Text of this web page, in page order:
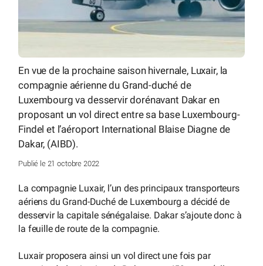
En vue de la prochaine saison hivernale, Luxair, la
compagnie aérienne du Grand-duché de
Luxembourg va desservir dorénavant Dakar en
proposant un vol direct entre sa base Luxembourg-
Findel et l’aéroport International Blaise Diagne de
Dakar, (AIBD).
Publié le 21 octobre 2022
La compagnie Luxair, l’un des principaux transporteurs
aériens du Grand-Duché de Luxembourg a décidé de
desservir la capitale sénégalaise. Dakar s’ajoute donc à
la feuille de route de la compagnie.
Luxair proposera ainsi un vol direct une fois par